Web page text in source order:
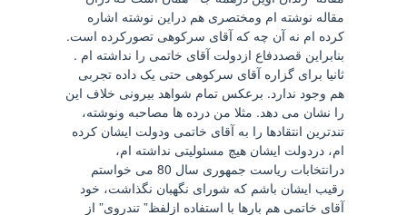
مقاله نوشته ام ومختصری هم دراین نوشته اشاره
کرده ام نه آن چه که آقای سرکوهی تصورکرده است.
بنابراین قصددفاع ازدولت آقای خاتمی را نداشته ام .
ثانیا برای گزاره آقای سرکوهی حتی یک داده تجربی
هم وجود ندارد. برعکس تمام شواهد بیرونی خلاف این
را نشان می دهد. مثلا من درده ها مصاحبه ونوشته،
تندترین انتقادها را به آقای خاتمی ودولت ایشان کرده
ام، دردولت ایشان هیچ مسئولیتی نداشته ام،
درانتخابات ریاست جمهوری سال 80 می خواستم
رقیب ایشان باشم که شورای نگهبان نگذاشت، خود
آقای خاتمی هم بارها با استفاده ازلفظ” تندروی” از